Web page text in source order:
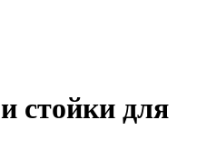
и стойки для